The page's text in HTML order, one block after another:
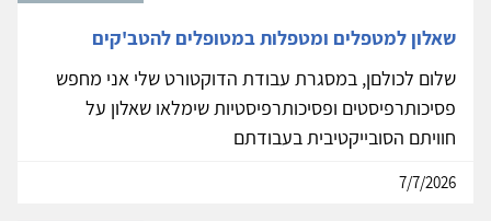
שאלון למטפלים ומטפלות במטופלים להטב'קים
שלום לכולםן, במסגרת עבודת הדוקטורט שלי אני מחפש
פסיכותרפיסטים ופסיכותרפיסטיות שימלאו שאלון על
חוויתם הסובייקטיבית בעבודתם
7/7/2026